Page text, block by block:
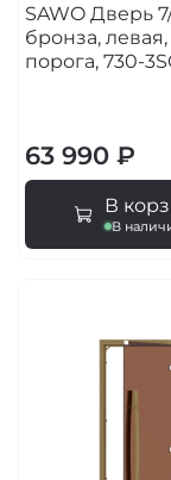
SAWO Дверь
бронза,
порога, 730-
63 990 ₽
В
В